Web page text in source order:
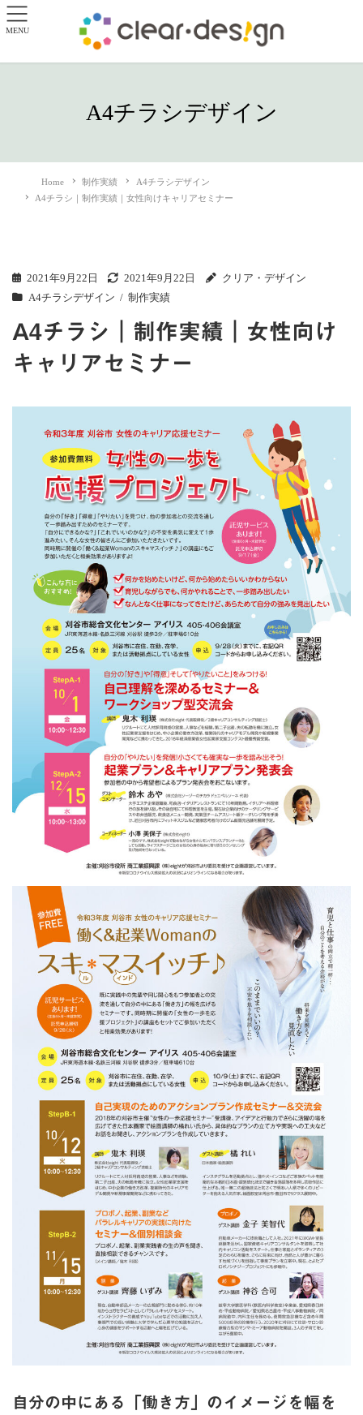
A4チラシデザイン
Home 制作実績
A4チラシデザイン
A4チラシ｜制作実績｜女性向けキャリアセミナー
2021年9月22日 2021年9月22日
クリア・デザイン
A4チラシデザイン
制作実績
A4チラシ｜制作実績｜女性向け
キャリアセミナー
自分の中にある「働き方」のイメージを幅を
MENU